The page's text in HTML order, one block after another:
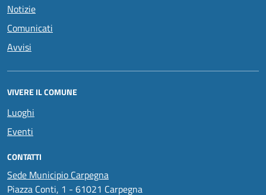
Notizie
Comunicati
Avvisi
VIVERE IL COMUNE
Luoghi
Eventi
CONTATTI
Sede Municipio Carpegna
Piazza Conti, 1 - 61021 Carpegna